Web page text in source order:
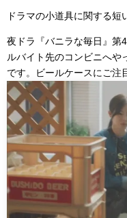
ドラマの小道具に関する短
夜ドラ『バニラな毎日』第
ルバイト先のコンビニへや
です。ビールケースにご注